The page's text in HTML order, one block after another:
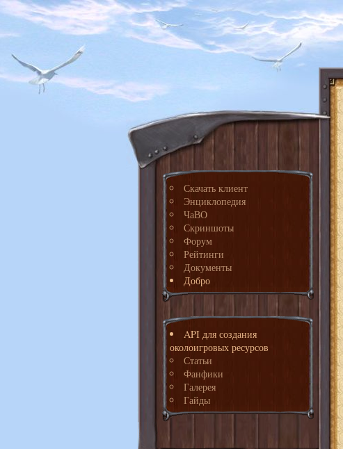
Скачать клиент
Энциклопедия
ЧаВО
Скриншоты
Форум
Рейтинги
Документы
Добро
API для создания
околоигровых ресурсов
Статьи
Фанфики
Галерея
Гайды